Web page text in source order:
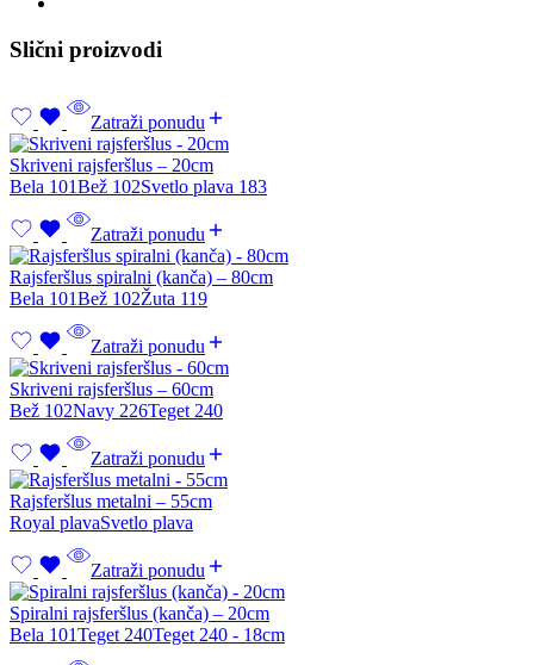
Slični proizvodi
Zatraži ponudu
Skriveni rajsferšlus – 20cm
Bela 101Bež 102Svetlo plava 183
Zatraži ponudu
Rajsferšlus spiralni (kanča) – 80cm
Bela 101Bež 102Žuta 119
Zatraži ponudu
Skriveni rajsferšlus – 60cm
Bež 102Navy 226Teget 240
Zatraži ponudu
Rajsferšlus metalni – 55cm
Royal plavaSvetlo plava
Zatraži ponudu
Spiralni rajsferšlus (kanča) – 20cm
Bela 101Teget 240Teget 240 - 18cm